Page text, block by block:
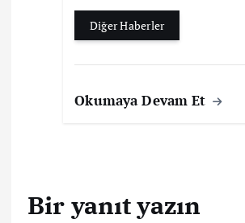
Diğer Haberler
Okumaya Devam Et
Bir yanıt yazın